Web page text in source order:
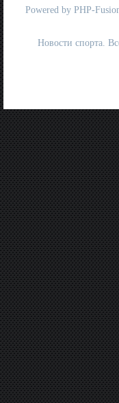
Powered by PHP-
Новости спорта.